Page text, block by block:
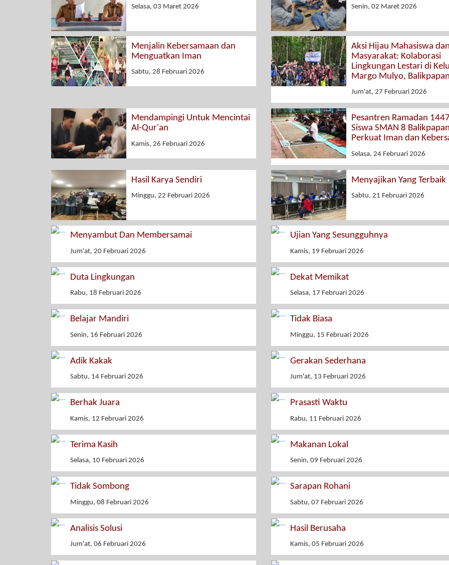
Selasa, 03 Maret 2026 Senin, 02 Maret 2026
Menjalin Kebersamaan dan
Menguatkan Iman
Sabtu, 28 Februari 2026
Aksi Hijau Mahasiswa dan
Masyarakat: Kolaborasi
Lingkungan Lestari di
Margo Mulyo, Balikpapan
Jum'at, 27 Februari 2026
Mendampingi Untuk Mencintai
Al-Qur'an
Kamis, 26 Februari 2026
Pesantren Ramadan
Siswa SMAN 8 Balikpapan
Perkuat Iman dan
Selasa, 24 Februari 2026
Hasil Karya Sendiri
Minggu, 22 Februari 2026
Menyajikan Yang Terbaik
Sabtu, 21 Februari 2026
Menyambut Dan Membersamai
Jum'at, 20 Februari 2026
Ujian Yang Sesungguhnya
Kamis, 19 Februari 2026
Duta Lingkungan
Rabu, 18 Februari 2026
Dekat Memikat
Selasa, 17 Februari 2026
Belajar Mandiri
Senin, 16 Februari 2026
Tidak Biasa
Minggu, 15 Februari 2026
Adik Kakak
Sabtu, 14 Februari 2026
Gerakan Sederhana
Jum'at, 13 Februari 2026
Berhak Juara
Kamis, 12 Februari 2026
Prasasti Waktu
Rabu, 11 Februari 2026
Terima Kasih
Selasa, 10 Februari 2026
Makanan Lokal
Senin, 09 Februari 2026
Tidak Sombong
Minggu, 08 Februari 2026
Sarapan Rohani
Sabtu, 07 Februari 2026
Analisis Solusi
Jum'at, 06 Februari 2026
Hasil Berusaha
Kamis, 05 Februari 2026